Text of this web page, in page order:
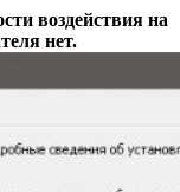
воздействия на
нет.